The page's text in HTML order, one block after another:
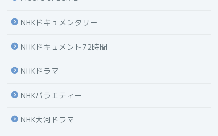
NHKドキュメンタリー
NHKドキュメント72時間
NHKドラマ
NHKバラエティー
NHK大河ドラマ